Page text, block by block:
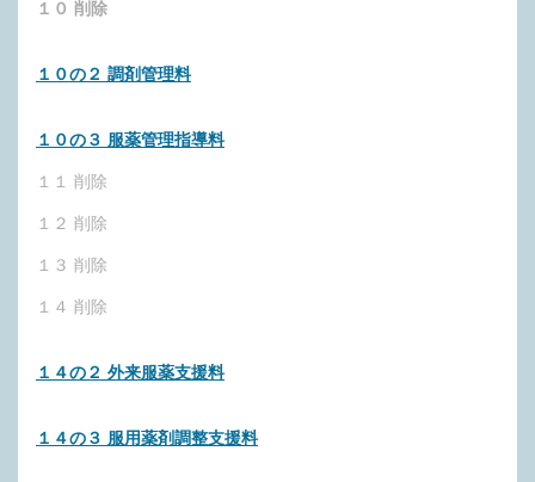
１０ 削除
１０の２ 調剤管理料
１０の３ 服薬管理指導料
１１ 削除
１２ 削除
１３ 削除
１４ 削除
１４の２ 外来服薬支援料
１４の３ 服用薬剤調整支援料